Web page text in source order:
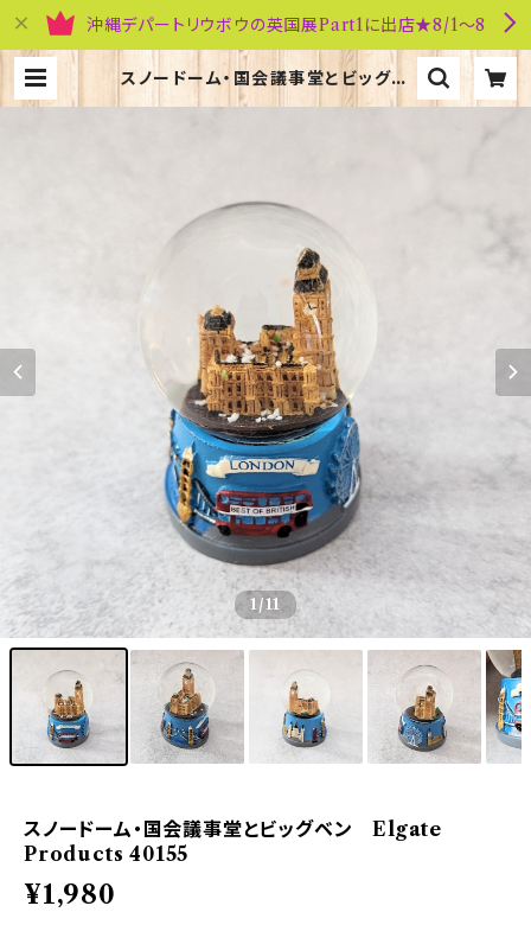
沖縄デパートリウボウの英国展Part1に出店★8/1～8
スノードーム・国会議事堂とビッグベ
ン Elgate Products 40155 |
1 /11
スノードーム・国会議事堂とビッグベン Elgate
Products 40155
¥1,980